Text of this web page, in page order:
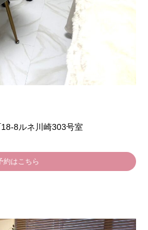
8ルネ川崎303号室
約はこちら